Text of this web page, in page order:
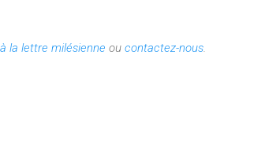
la lettre milésienne ou contactez-nous.